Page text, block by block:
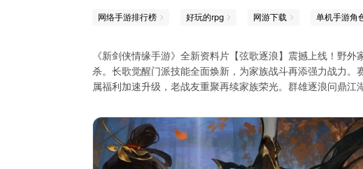
网络手游排行榜 好玩的rpg 网游下载 单机手游角
《新剑侠情缘手游》全新资料片【弦歌逐浪】震撼上线！野
杀。长歌觉醒门派技能全面焕新，为家族战斗再添强力战力
属福利加速升级，老战友重聚再续家族荣光。群雄逐浪问鼎江
〓 本次更新 〓
【三军逐浪起，战歌响云霄】
《新剑侠情缘手游》全新资料片【弦歌逐浪】重磅更新，野